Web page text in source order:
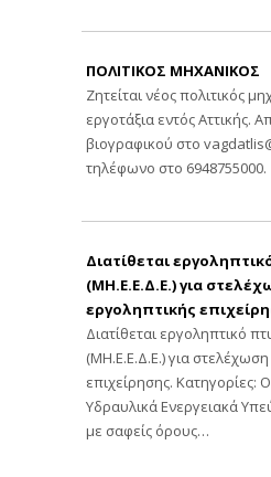
ΠΟΛΙΤΙΚΟΣ ΜΗΧΑΝΙΚΟΣ
Ζητείται νέος πολιτικός
εργοτάξια εντός Αττικής.
βιογραφικού στο
τηλέφωνο στο 6948755000.
Διατίθεται
(ΜΗ.Ε.Ε.Δ.Ε.) για
εργοληπτικής
Διατίθεται εργοληπτικό
(ΜΗ.Ε.Ε.Δ.Ε.) για
επιχείρησης. Κατηγορίες:
Υδραυλικά Ενεργειακά
με σαφείς όρους…